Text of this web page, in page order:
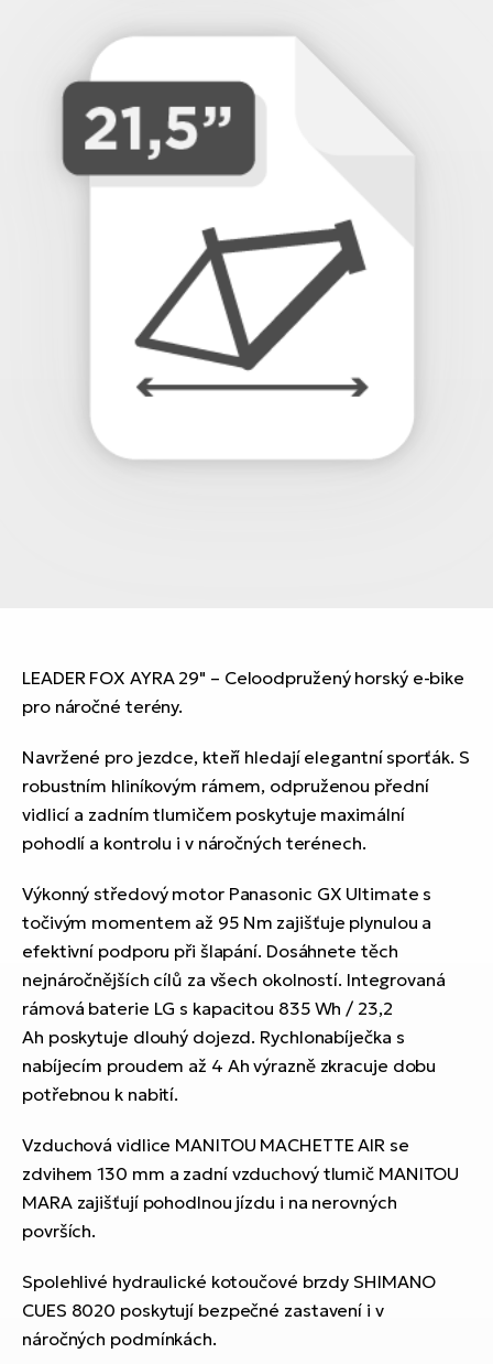
LEADER FOX AYRA 29" – Celoodpružený horský e-bike
pro náročné terény.
Navržené pro jezdce, kteří hledají elegantní sporťák. S
robustním hliníkovým rámem, odpruženou přední
vidlicí a zadním tlumičem poskytuje maximální
pohodlí a kontrolu i v náročných terénech.
Výkonný středový motor Panasonic GX Ultimate s
točivým momentem až 95 Nm zajišťuje plynulou a
efektivní podporu při šlapání. Dosáhnete těch
nejnáročnějších cílů za všech okolností. Integrovaná
rámová baterie LG s kapacitou 835 Wh / 23,2
Ah poskytuje dlouhý dojezd. Rychlonabíječka s
nabíjecím proudem až 4 Ah výrazně zkracuje dobu
potřebnou k nabití.
Vzduchová vidlice MANITOU MACHETTE AIR se
zdvihem 130 mm a zadní vzduchový tlumič MANITOU
MARA zajišťují pohodlnou jízdu i na nerovných
površích.
Spolehlivé hydraulické kotoučové brzdy SHIMANO
CUES 8020 poskytují bezpečné zastavení i v
náročných podmínkách.